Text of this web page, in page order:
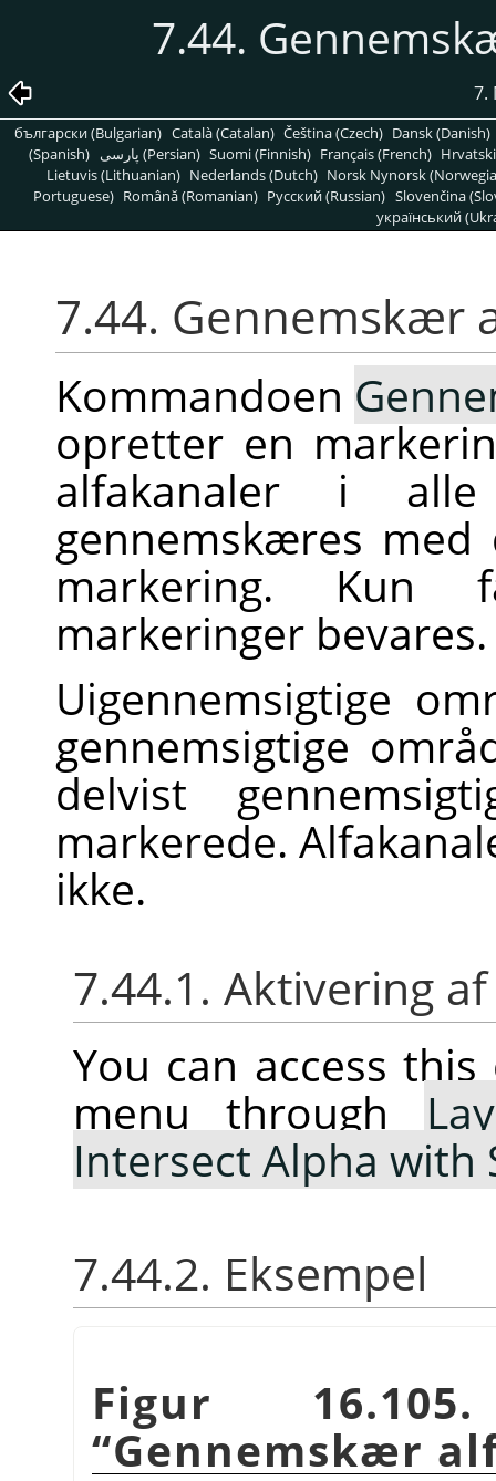
7.44.
7.
български (Bulgarian) Català (Catalan) Čeština (Czech) Dansk (Danish)
(Spanish)
پارسی (Persian) Suomi (Finnish) Français (French)
Lietuvis (Lithuanian) Nederlands (Dutch) Norsk Nynorsk
Portuguese) Română (Romanian) Pусский (Russian) Slovenčina
український
7.44. Gennemskær
Kommandoen
opretter en
alfakanaler i
gennemskæres med
markering.
markeringer bevares.
Uigennemsigtige
gennemsigtige
delvist
markerede.
ikke.
7.44.1. Aktivering
You can access
menu through
Intersect Alpha with
7.44.2. Eksempel
Figur
“Gennemskær